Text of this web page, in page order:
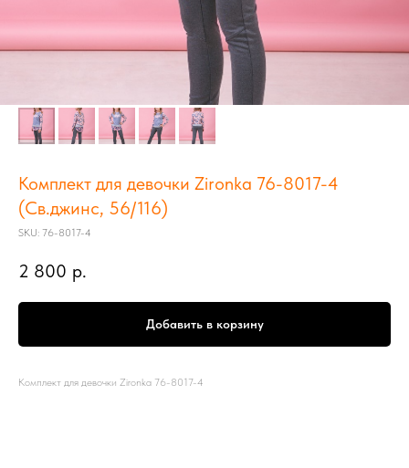
Комплект для девочки Zironka 76-8017-4
(Св.джинс, 56/116)
SKU: 76-8017-4
2 800 р.
Добавить в корзину
Комплект для девочки Zironka 76-8017-4